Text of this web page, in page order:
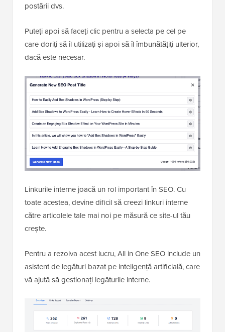
postării dvs.
Puteți apoi să faceți clic pentru a selecta pe cel pe
care doriți să îl utilizați și apoi să îl îmbunătățiți ulterior,
dacă este necesar.
Linkurile interne joacă un rol important în SEO. Cu
toate acestea, devine dificil să creezi linkuri interne
către articolele tale mai noi pe măsură ce site-ul tău
crește.
Pentru a rezolva acest lucru, All in One SEO include un
asistent de legături bazat pe inteligență artificială, care
vă ajută să gestionați legăturile interne.